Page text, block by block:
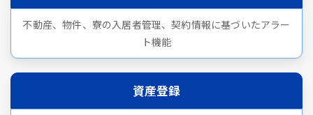
不動産、物件、寮の入居者管理、契約情報に基づいたアラー
ト機能
資産登録